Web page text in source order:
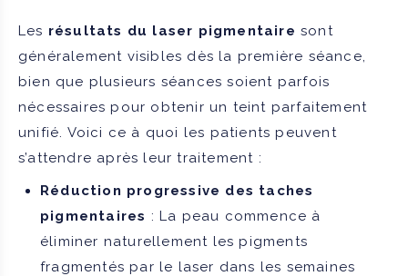
Les résultats du laser pigmentaire sont
généralement visibles dès la première séance,
bien que plusieurs séances soient parfois
nécessaires pour obtenir un teint parfaitement
unifié. Voici ce à quoi les patients peuvent
s’attendre après leur traitement :
Réduction progressive des taches
pigmentaires : La peau commence à
éliminer naturellement les pigments
fragmentés par le laser dans les semaines